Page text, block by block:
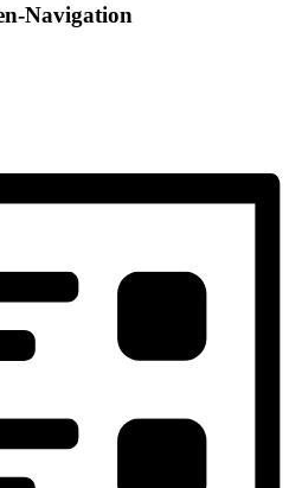
Navigation